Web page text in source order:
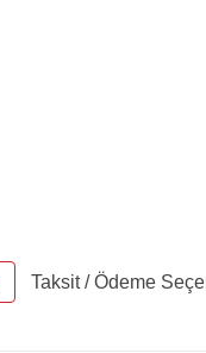
Taksit / Ödeme